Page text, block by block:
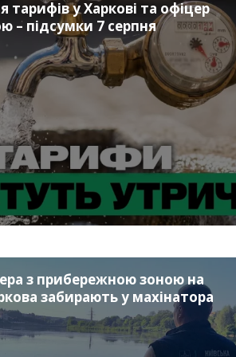
у Харкові та офіцер
– підсумки 7 серпня
з прибережною зоною на
забирають у махінатора
Facebook
Twitter Youtube